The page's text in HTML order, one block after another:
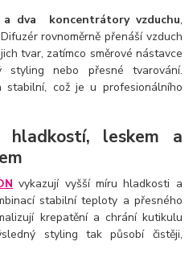
a dva koncentrátory vzduchu,
rovnoměrně přenáší vzduch
tvar, zatímco směrové nástavce
nebo přesné tvarování.
což je u profesionálního
hladkostí, leskem a
vykazují vyšší míru hladkosti a
stabilní teploty a přesného
krepatění a chrání kutikulu
styling tak působí čistěji,